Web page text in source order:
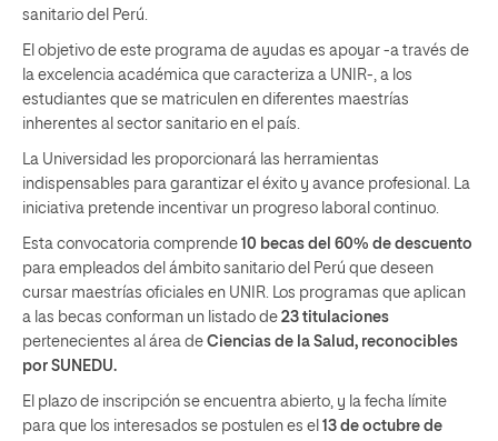
sanitario del Perú.
El objetivo de este programa de ayudas es apoyar -a través de
la excelencia académica que caracteriza a UNIR-, a los
estudiantes que se matriculen en diferentes maestrías
inherentes al sector sanitario en el país.
La Universidad les proporcionará las herramientas
indispensables para garantizar el éxito y avance profesional. La
iniciativa pretende incentivar un progreso laboral continuo.
Esta convocatoria comprende 10 becas del 60% de descuento
para empleados del ámbito sanitario del Perú que deseen
cursar maestrías oficiales en UNIR. Los programas que aplican
a las becas conforman un listado de 23 titulaciones
pertenecientes al área de Ciencias de la Salud, reconocibles
por SUNEDU.
El plazo de inscripción se encuentra abierto, y la fecha límite
para que los interesados se postulen es el 13 de octubre de